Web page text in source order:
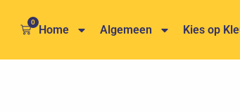
0
Winkelwagen
Home Algemeen Kies op